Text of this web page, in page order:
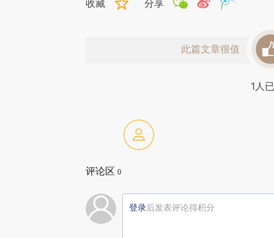
收藏 分享
此篇文章很值
1人
评论区 0
登录后发表评论得积分